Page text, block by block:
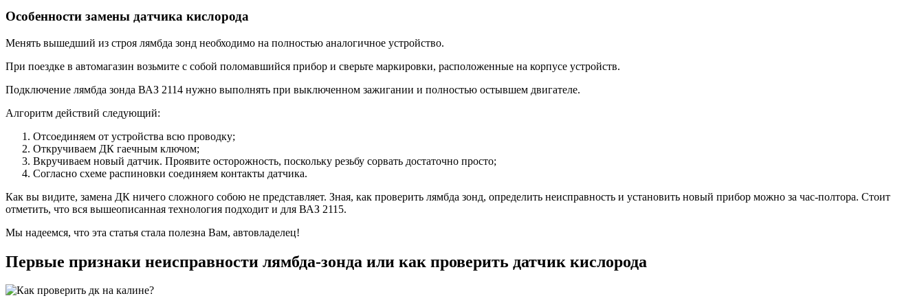
Особенности замены датчика кислорода
Менять вышедший из строя лямбда зонд необходимо на полностью аналогичное устройство.
При поездке в автомагазин возьмите с собой поломавшийся прибор и сверьте маркировки, расположенные на корпусе устройств.
Подключение лямбда зонда ВАЗ 2114 нужно выполнять при выключенном зажигании и полностью остывшем двигателе.
Алгоритм действий следующий:
Отсоединяем от устройства всю проводку;
Откручиваем ДК гаечным ключом;
Вкручиваем новый датчик. Проявите осторожность, поскольку резьбу сорвать достаточно просто;
Согласно схеме распиновки соединяем контакты датчика.
Как вы видите, замена ДК ничего сложного собою не представляет. Зная, как проверить лямбда зонд, определить неисправность и установить новый прибор можно за час-полтора. Стоит
отметить, что вся вышеописанная технология подходит и для ВАЗ 2115.
Мы надеемся, что эта статья стала полезна Вам, автовладелец!
Первые признаки неисправности лямбда-зонда или как проверить датчик кислорода